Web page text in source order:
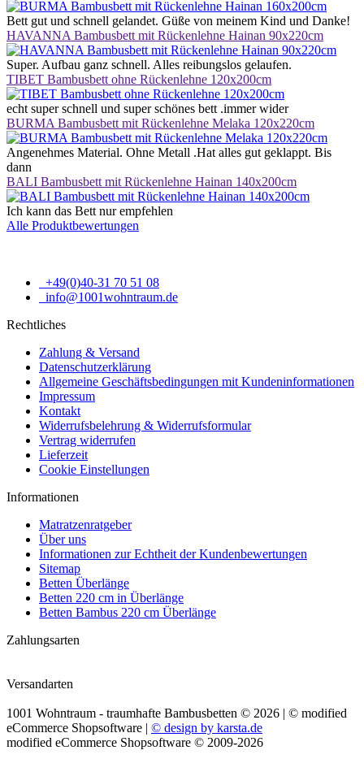
Bett gut und schnell gelandet. Güße von meinem Kind und Danke!
HAVANNA Bambusbett mit Rückenlehne Hainan 90x220cm
Super. Aufbau ganz schnell. Alles reibungslos gelaufen.
TIBET Bambusbett ohne Rückenlehne 120x200cm
echt super schnell und super schönes bett .immer wider
BURMA Bambusbett mit Rückenlehne Melaka 120x220cm
Angenehmes Material. Ohne Metall .Hat alles gut geklappt. Bis
dann
BALI Bambusbett mit Rückenlehne Hainan 140x200cm
Ich kann das Bett nur empfehlen
Alle Produktbewertungen
+49(0)40-31 70 51 08
info@1001wohntraum.de
Rechtliches
Zahlung & Versand
Datenschutzerklärung
Allgemeine Geschäftsbedingungen mit Kundeninformationen
Impressum
Kontakt
Widerrufsbelehrung & Widerrufsformular
Vertrag widerrufen
Lieferzeit
Cookie Einstellungen
Informationen
Matratzenratgeber
Über uns
Informationen zur Echtheit der Kundenbewertungen
Sitemap
Betten Überlänge
Betten 220 cm in Überlänge
Betten Bambus 220 cm Überlänge
Zahlungsarten
Versandarten
1001 Wohntraum - traumhafte Bambusbetten © 2026 | © modified
eCommerce Shopsoftware | © design by karsta.de
modified eCommerce Shopsoftware © 2009-2026